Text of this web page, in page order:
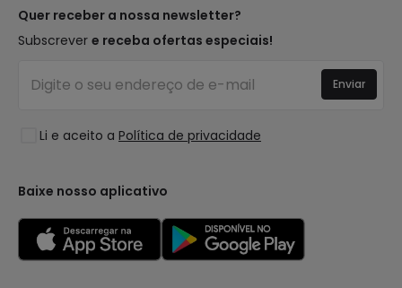
É Profissional?
Perguntas Frequentes (FAQ)
Calculadora
Iluminação para empresas
Tendências
Marcas de Decoração Premium
Espaços
Coleções
Quer receber a nossa newsletter?
Subscrever e receba ofertas especiais!
Li e aceito a Política de privacidade
Enviar
Baixe nosso aplicativo